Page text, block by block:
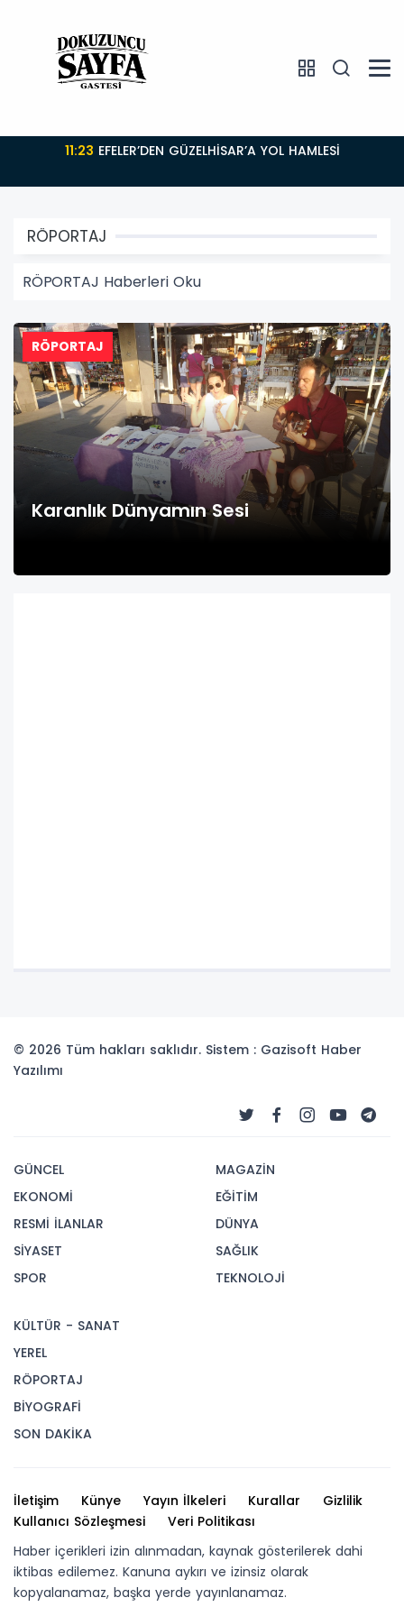
11:23 EFELER’DEN GÜZELHİSAR’A YOL HAMLESİ
RÖPORTAJ
RÖPORTAJ Haberleri Oku
RÖPORTAJ
Karanlık Dünyamın Sesi
© 2026 Tüm hakları saklıdır. Sistem : Gazisoft Haber
Yazılımı
GÜNCEL
EKONOMİ
RESMİ İLANLAR
SİYASET
SPOR
MAGAZİN
EĞİTİM
DÜNYA
SAĞLIK
TEKNOLOJİ
KÜLTÜR - SANAT
YEREL
RÖPORTAJ
BİYOGRAFİ
SON DAKİKA
İletişim Künye Yayın İlkeleri Kurallar
Gizlilik
Kullanıcı Sözleşmesi
Veri Politikası
Haber içerikleri izin alınmadan, kaynak gösterilerek dahi
iktibas edilemez. Kanuna aykırı ve izinsiz olarak
kopyalanamaz, başka yerde yayınlanamaz.